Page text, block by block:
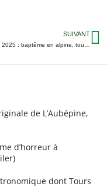
SUIVANT
de L’Aubépine,
d’horreur à
dont Tours